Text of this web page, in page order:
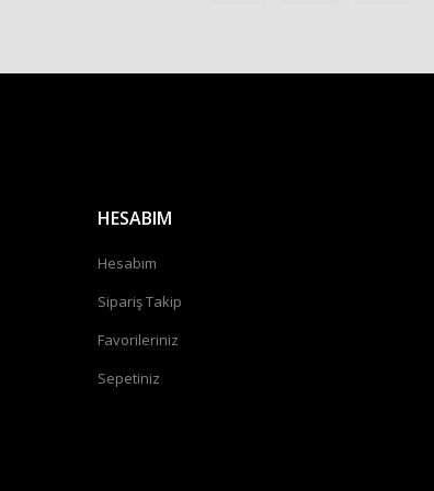
HESABIM
Hesabım
Sipariş Takip
Favorileriniz
Sepetiniz